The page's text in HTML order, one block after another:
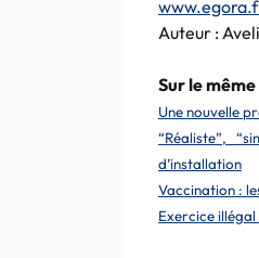
Auteur :
Sur le
Une nouvelle
“Réaliste”,
d’installation
Vaccination :
Exercice